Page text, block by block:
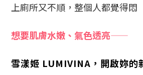
上廁所又不順，整個人都覺得悶
想要肌膚水嫩、氣色透亮——
雪漾姬 LUMIVINA，開啟妳的